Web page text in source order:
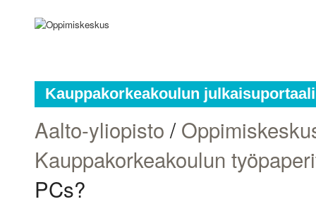
Kauppakorkeakoulun julkaisuportaali
Aalto-yliopisto /
Kauppakorkeakoulun
PCs?